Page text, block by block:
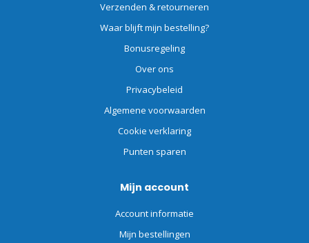
Verzenden & retourneren
Waar blijft mijn bestelling?
Bonusregeling
Over ons
Privacybeleid
Algemene voorwaarden
Cookie verklaring
Punten sparen
Mijn account
Account informatie
Mijn bestellingen